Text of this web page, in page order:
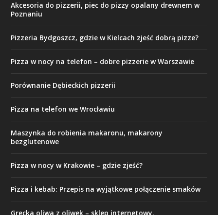
Akcesoria do pizzerii, piec do pizzy opalany drewnem w
Poznaniu
Pizzeria Bydgoszcz, gdzie w Kielcach zjeść dobrą pizze?
Pizza w nocy na telefon – dobre pizzerie w Warszawie
Porównanie Dębieckich pizzerii
Pizza na telefon we Wrocławiu
Maszynka do robienia makaronu, makarony
bezglutenowe
Pizza w nocy w Krakowie – gdzie zjeść?
Pizza i kebab: Przepis na wyjątkowe połączenie smaków
Grecka oliwa z oliwek – sklep internetowy.